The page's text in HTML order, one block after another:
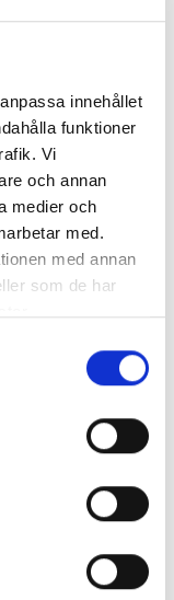
innehållet
funktioner
Vi
och annan
medier och
med.
med annan
som de har